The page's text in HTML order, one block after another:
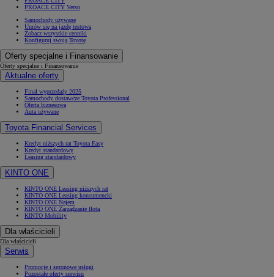
PROACE CITY Verso
Samochody używane
Umów się na jazdę testową
Zobacz wszystkie cenniki
Konfiguruj swoją Toyotę
Oferty specjalne i Finansowanie
Oferty specjalne i Finansowanie
Aktualne oferty
Finał wyprzedaży 2025
Samochody dostawcze Toyota Professional
Oferta biznesowa
Auta używane
Toyota Financial Services
Kredyt niższych rat Toyota Easy
Kredyt standardowy
Leasing standardowy
KINTO ONE
KINTO ONE Leasing niższych rat
KINTO ONE Leasing konsumencki
KINTO ONE Najem
KINTO ONE Zarządzanie flotą
KINTO Mobility
Dla właścicieli
Dla właścicieli
Serwis
Promocje i sezonowe usługi
Pozostałe oferty serwisu